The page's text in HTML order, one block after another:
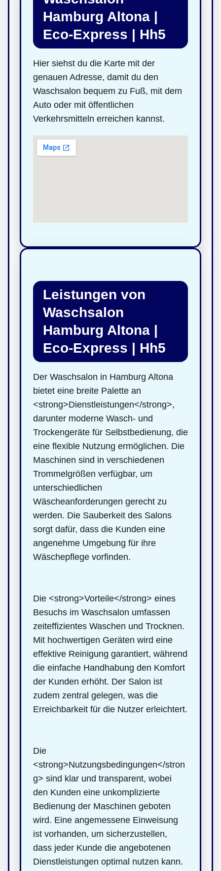
Hamburg Altona |
Eco-Express | Hh5
Hier siehst du die Karte mit der
genauen Adresse, damit du den
Waschsalon bequem zu Fuß, mit dem
Auto oder mit öffentlichen
Verkehrsmitteln erreichen kannst.
Leistungen von
Waschsalon
Hamburg Altona |
Eco-Express | Hh5
Der Waschsalon in Hamburg Altona
bietet eine breite Palette an
<strong>Dienstleistungen</strong>,
darunter moderne Wasch- und
Trockengeräte für Selbstbedienung, die
eine flexible Nutzung ermöglichen. Die
Maschinen sind in verschiedenen
Trommelgrößen verfügbar, um
unterschiedlichen
Wäscheanforderungen gerecht zu
werden. Die Sauberkeit des Salons
sorgt dafür, dass die Kunden eine
angenehme Umgebung für ihre
Wäschepflege vorfinden.
Die <strong>Vorteile</strong> eines
Besuchs im Waschsalon umfassen
zeiteffizientes Waschen und Trocknen.
Mit hochwertigen Geräten wird eine
effektive Reinigung garantiert, während
die einfache Handhabung den Komfort
der Kunden erhöht. Der Salon ist
zudem zentral gelegen, was die
Erreichbarkeit für die Nutzer erleichtert.
Die
<strong>Nutzungsbedingungen</stron
g> sind klar und transparent, wobei
den Kunden eine unkomplizierte
Bedienung der Maschinen geboten
wird. Eine angemessene Einweisung
ist vorhanden, um sicherzustellen,
dass jeder Kunde die angebotenen
Dienstleistungen optimal nutzen kann.